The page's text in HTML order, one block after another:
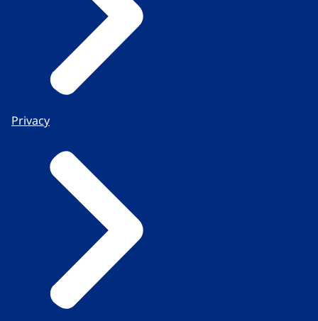
Privacy